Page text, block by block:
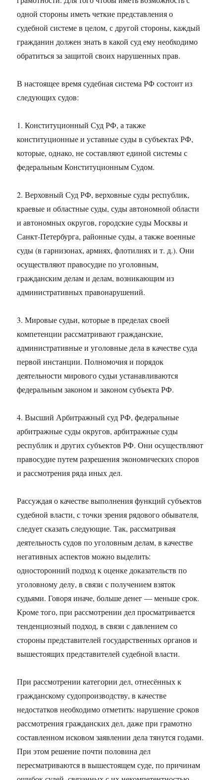
одной стороны иметь четкие представления о
судебной системе в целом, с другой стороны, каждый
гражданин должен знать в какой суд ему необходимо
обратиться за защитой своих нарушенных прав.
В настоящее время судебная система РФ состоит из
следующих судов:
1. Конституционный Суд РФ, а также
конституционные и уставные суды в субъектах РФ,
которые, однако, не составляют единой системы с
федеральным Конституционным Судом.
2. Верховный Суд РФ, верховные суды республик,
краевые и областные суды, суды автономной области
и автономных округов, городские суды Москвы и
Санкт-Петербурга, районные суды, а также военные
суды (в гарнизонах, армиях, флотилиях и т. д.). Они
осуществляют правосудие по уголовным,
гражданским делам и делам, возникающим из
административных правонарушений.
3. Мировые судьи, которые в пределах своей
компетенции рассматривают гражданские,
административные и уголовные дела в качестве суда
первой инстанции. Полномочия и порядок
деятельности мирового судьи устанавливаются
федеральным законом и законом субъекта РФ.
4. Высший Арбитражный суд РФ, федеральные
арбитражные суды округов, арбитражные суды
республик и других субъектов РФ. Они осуществляют
правосудие путем разрешения экономических споров
и рассмотрения ряда иных дел.
Рассуждая о качестве выполнения функций субъектов
судебной власти, с точки зрения рядового обывателя,
следует сказать следующие. Так, рассматривая
деятельность судов по уголовным делам, в качестве
негативных аспектов можно выделить:
односторонний подход к оценке доказательств по
уголовному делу, в связи с получением взяток
судьями. Говоря иначе, больше денег — меньше срок.
Кроме того, при рассмотрении дел просматривается
тенденциозный подход, в связи с давлением со
стороны представителей государственных органов и
вышестоящих представителей судебной власти.
При рассмотрении категории дел, отнесённых к
гражданскому судопроизводству, в качестве
недостатков необходимо отметить: нарушение сроков
рассмотрения гражданских дел, даже при грамотно
составленном исковом заявлении дела тянутся годами.
При этом решение почти половина дел
пересматриваются в вышестоящем суде, по причинам